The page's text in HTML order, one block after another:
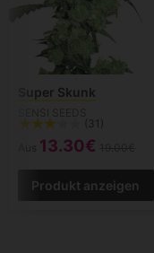
Super Skunk
(31)
13.30€
Produkt anzeigen